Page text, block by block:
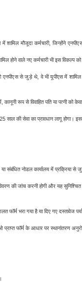
शामिल मौजूदा कर्मचारी, जिन्होंने
होने वाले नए कर्मचारी भी इस विकल्प
से जुड़े थे, वे भी यूपीएस में
रूप से विवाहित पति या पत्नी को
की सेवा का प्रावधान लागू होगा।
नोडल कार्यालय में प्रक्रिया से
की जांच करनी होगी और यह सुनिश्चित
फॉर्म भरा गया है या दिए गए दस्तावेज
प्राप्त फॉर्म के आधार पर स्थानांतरण